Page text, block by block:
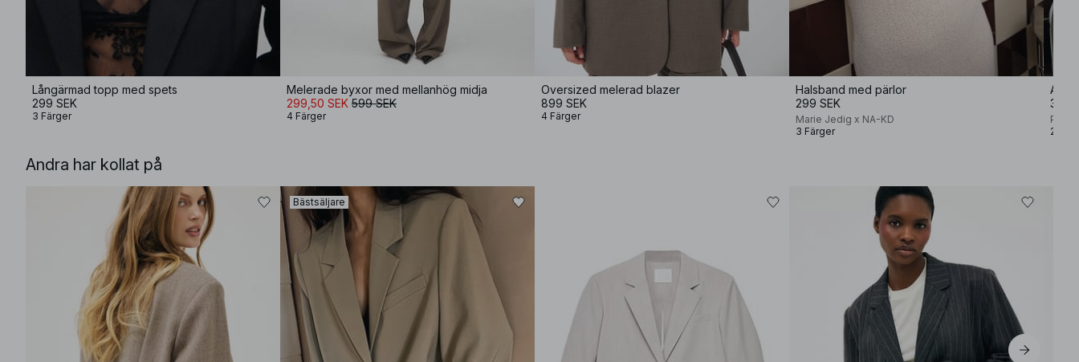
Långärmad topp med spets
299 SEK
3 Färger
Melerade byxor med mellanhög midja
299,50 SEK 599 SEK
4 Färger
Oversized melerad blazer
899 SEK
4 Färger
Halsband med pärlor
299 SEK
Marie Jedig x NA-KD
3 Färger
2
Andra har kollat på
Bästsäljare